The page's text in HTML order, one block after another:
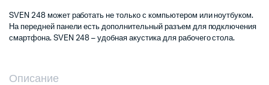
SVEN 248 может работать не только с компьютером или ноутбуком.
На передней панели есть дополнительный разъем для подключения
смартфона. SVEN 248 – удобная акустика для рабочего стола.
Описание